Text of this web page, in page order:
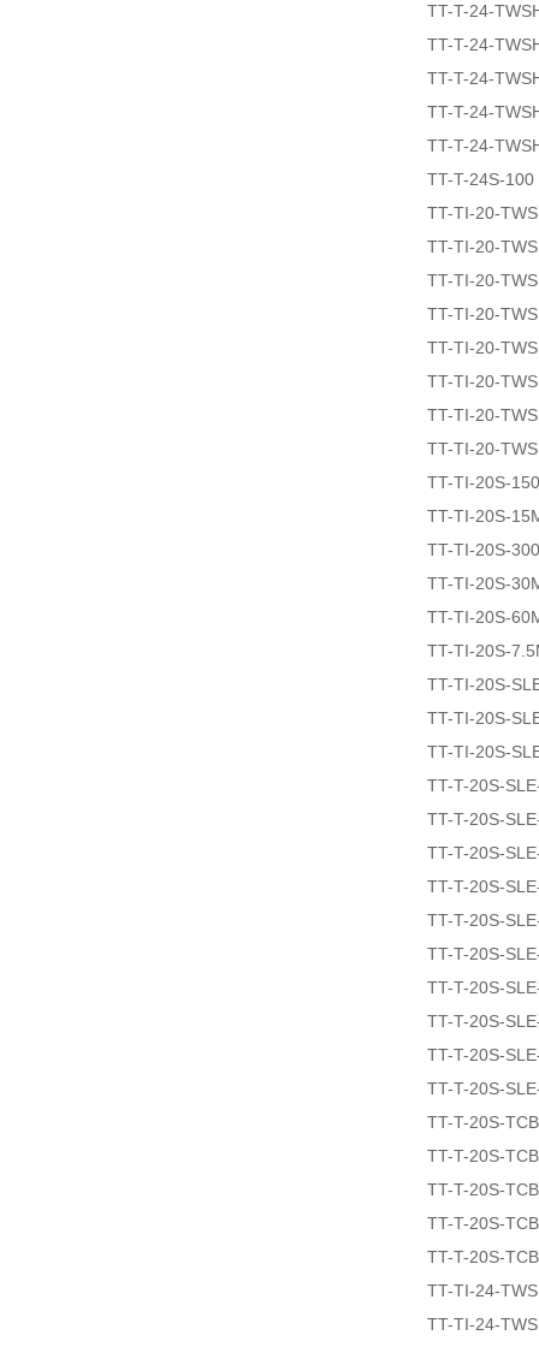
TT-T-24-
TT-T-24-
TT-T-24-
TT-T-24-
TT-T-24-
TT-T-24S-100
TT-TI-20-
TT-TI-20-
TT-TI-20-
TT-TI-20-
TT-TI-20-
TT-TI-20-
TT-TI-20-
TT-TI-20-
TT-TI-20S-
TT-TI-20S-
TT-TI-20S-
TT-TI-20S-
TT-TI-20S-
TT-TI-20S-
TT-TI-20S-
TT-TI-20S-
TT-TI-20S-
TT-T-20S-
TT-T-20S-
TT-T-20S-
TT-T-20S-
TT-T-20S-
TT-T-20S-
TT-T-20S-
TT-T-20S-
TT-T-20S-
TT-T-20S-
TT-T-20S-
TT-T-20S-
TT-T-20S-
TT-T-20S-
TT-T-20S-
TT-TI-24-
TT-TI-24-